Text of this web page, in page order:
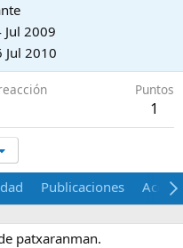
Jul 2009
Jul 2010
Puntos
1
Publicaciones Acerca
patxaranman.